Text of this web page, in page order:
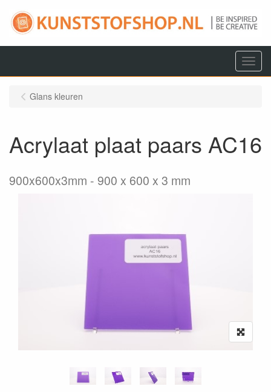
Menu
Glans kleuren
Acrylaat plaat paars AC16
900x600x3mm 900 x 600 x 3 mm